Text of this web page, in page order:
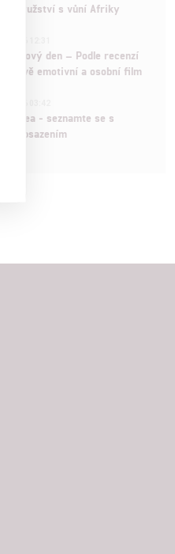
s vůní Afriky
nový den – Podle recenzí
emotivní a osobní film
- seznamte se s
obsazením